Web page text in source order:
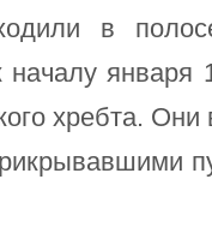
в
января
хребта.